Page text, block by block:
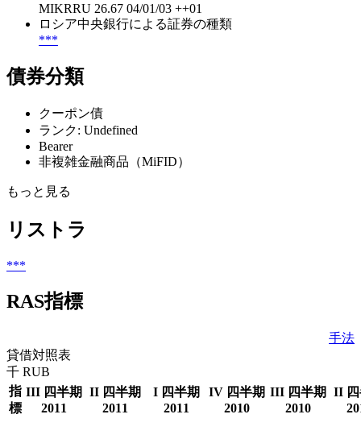
MIKRRU 26.67 04/01/03 ++01
ロシア中央銀行による証券の種類
***
債券分類
クーポン債
ランク: Undefined
Bearer
非複雑金融商品（MiFID）
もっと見る
リストラ
***
RAS指標
手法
貸借対照表
千 RUB
指
標
III 四半期
2011
II 四半期
2011
I 四半期
2011
IV 四半期
2010
III 四半期
2010
II 四